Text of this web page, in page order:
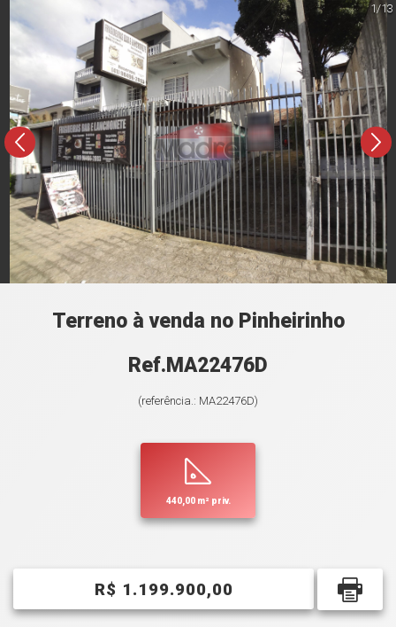
1/13
Terreno à venda no Pinheirinho
Ref.MA22476D
(referência.: MA22476D)
440,00 m² priv.
R$ 1.199.900,00